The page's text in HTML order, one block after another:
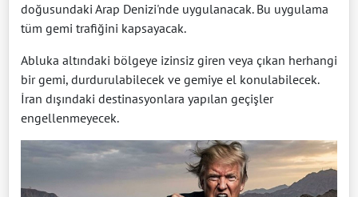
doğusundaki Arap Denizi'nde uygulanacak. Bu uygulama
tüm gemi trafiğini kapsayacak.
Abluka altındaki bölgeye izinsiz giren veya çıkan herhangi
bir gemi, durdurulabilecek ve gemiye el konulabilecek.
İran dışındaki destinasyonlara yapılan geçişler
engellenmeyecek.